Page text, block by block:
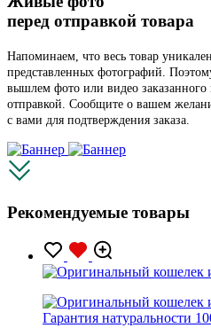
перед отправкой товара
Напоминаем, что весь товар
представленных фотографий.
вышлем фото или видео заказанного
отправкой. Сообщите о вашем
с вами для подтверждения заказа.
Рекомендуемые товары
Гарантия натуральности